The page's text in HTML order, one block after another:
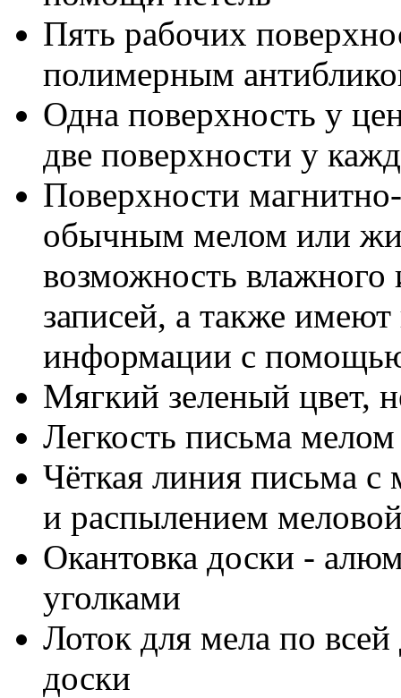
Пять рабочих
полимерным
Одна поверхность у
две поверхности у
Поверхности
обычным мелом или
возможность влажного
записей, а также
информации с
Мягкий зеленый цвет,
Легкость письма
Чёткая линия письма
и распылением
Окантовка доски -
уголками
Лоток для мела по
доски